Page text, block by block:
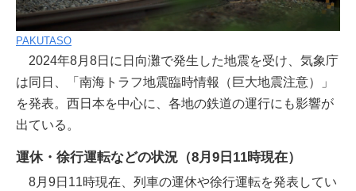
PAKUTASO
2024年8月8日に日向灘で発生した地震を受け、気象庁
は同日、「南海トラフ地震臨時情報（巨大地震注意）」
を発表。西日本を中心に、各地の鉄道の運行にも影響が
出ている。
運休・徐行運転などの状況（8月9日11時現在）
8月9日11時現在、列車の運休や徐行運転を発表してい